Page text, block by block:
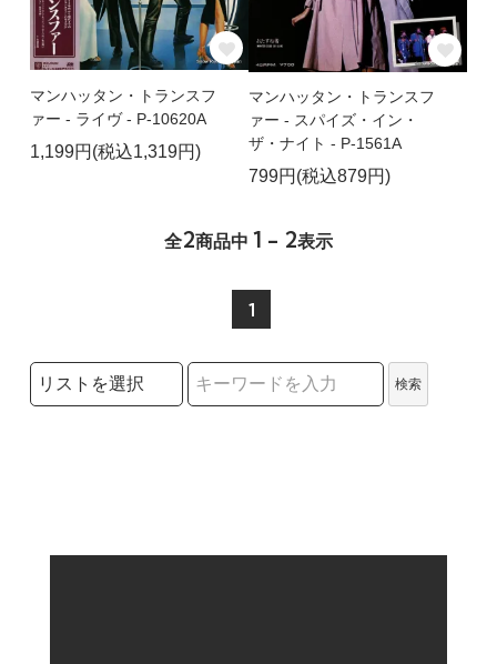
マンハッタン・トランスフ
ァー - ライヴ - P-10620A
1,199円(税込1,319円)
マンハッタン・トランスフ
ァー - スパイズ・イン・
ザ・ナイト - P-1561A
799円(税込879円)
全2商品中 1 - 2表示
1
検索リストの選択
検索